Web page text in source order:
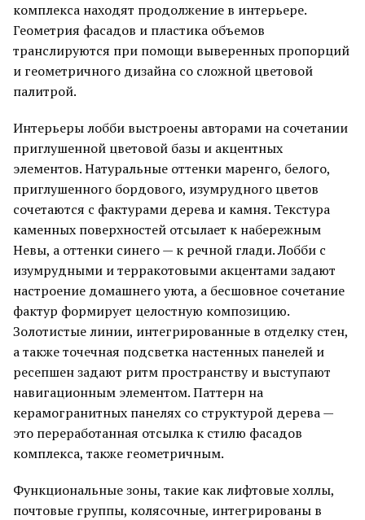
комплекса находят продолжение в интерьере.
Геометрия фасадов и пластика объемов
транслируются при помощи выверенных пропорций
и геометричного дизайна со сложной цветовой
палитрой.
Интерьеры лобби выстроены авторами на сочетании
приглушенной цветовой базы и акцентных
элементов. Натуральные оттенки маренго, белого,
приглушенного бордового, изумрудного цветов
сочетаются с фактурами дерева и камня. Текстура
каменных поверхностей отсылает к набережным
Невы, а оттенки синего — к речной глади. Лобби с
изумрудными и терракотовыми акцентами задают
настроение домашнего уюта, а бесшовное сочетание
фактур формирует целостную композицию.
Золотистые линии, интегрированные в отделку стен,
а также точечная подсветка настенных панелей и
ресепшен задают ритм пространству и выступают
навигационным элементом. Паттерн на
керамогранитных панелях со структурой дерева —
это переработанная отсылка к стилю фасадов
комплекса, также геометричным.
Функциональные зоны, такие как лифтовые холлы,
почтовые группы, колясочные, интегрированы в